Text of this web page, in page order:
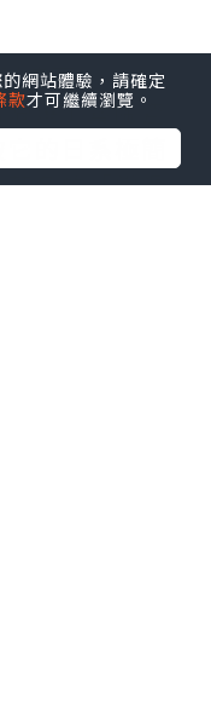
這套
燒工藝陶瓷
的日系極簡
名的「常滑
網站體驗，請確定
款才可繼續瀏覽。